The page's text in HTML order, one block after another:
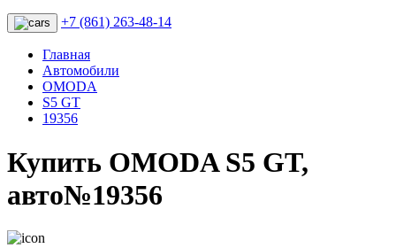
+7 (861) 263-48-14
Главная
Автомобили
OMODA
S5 GT
19356
Купить OMODA S5 GT,
авто№19356